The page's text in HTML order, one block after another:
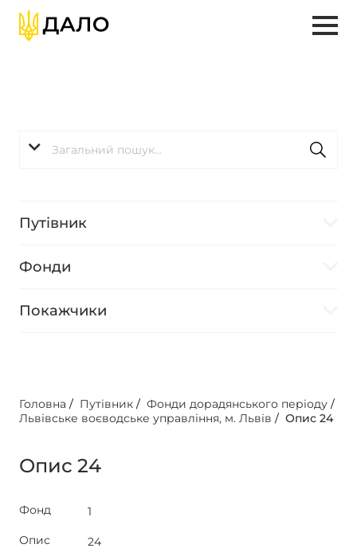
Путівник
Фонди
Покажчики
Головна / Путівник / Фонди дорадянського періоду /
Львівське воєводське управління, м. Львів / Опис 24
Опис 24
Фонд
1
Опис
24